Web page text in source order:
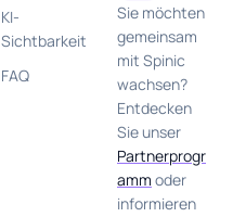
KI-
Sichtbarkeit
FAQ
Sie möchten
gemeinsam
mit Spinic
wachsen?
Entdecken
Sie unser
Partnerprogr
amm oder
informieren